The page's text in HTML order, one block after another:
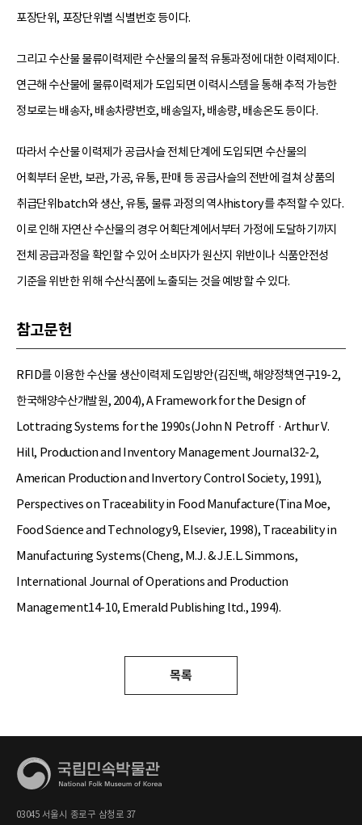
포장단위, 포장단위별 식별번호 등이다.
그리고 수산물 물류이력제란 수산물의 물적 유통과정에 대한 이력제이다.
연근해 수산물에 물류이력제가 도입되면 이력시스템을 통해 추적 가능한
정보로는 배송자, 배송차량번호, 배송일자, 배송량, 배송온도 등이다.
따라서 수산물 이력제가 공급사슬 전체 단계에 도입되면 수산물의
어획부터 운반, 보관, 가공, 유통, 판매 등 공급사슬의 전반에 걸쳐 상품의
취급단위batch와 생산, 유통, 물류 과정의 역사history를 추적할 수 있다.
이로 인해 자연산 수산물의 경우 어획단계에서부터 가정에 도달하기까지
전체 공급과정을 확인할 수 있어 소비자가 원산지 위반이나 식품안전성
기준을 위반한 위해 수산식품에 노출되는 것을 예방할 수 있다.
참고문헌
RFID를 이용한 수산물 생산이력제 도입방안(김진백, 해양정책연구19-2,
한국해양수산개발원, 2004), A Framework for the Design of
Lottracing Systems for the 1990s(John N Petroff · Arthur V.
Hill, Production and Inventory Management Journal32-2,
American Production and Invertory Control Society, 1991),
Perspectives on Traceability in Food Manufacture(Tina Moe,
Food Science and Technology9, Elsevier, 1998), Traceability in
Manufacturing Systems(Cheng, M.J. & J.E.L. Simmons,
International Journal of Operations and Production
Management14-10, Emerald Publishing ltd., 1994).
목록
03045 서울시 종로구 삼청로 37